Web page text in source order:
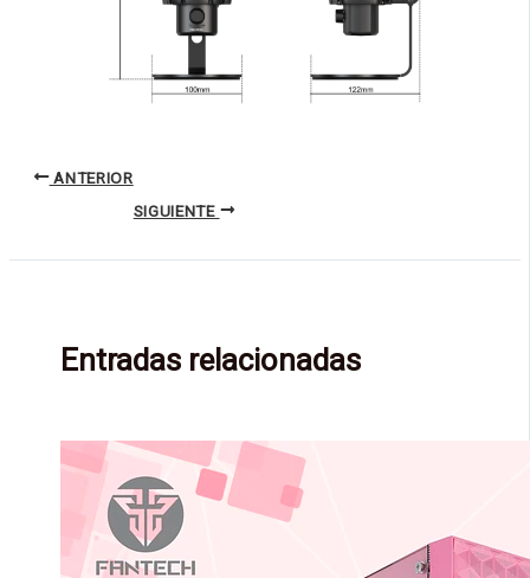
ANTERIOR
SIGUIENTE
Entradas relacionadas